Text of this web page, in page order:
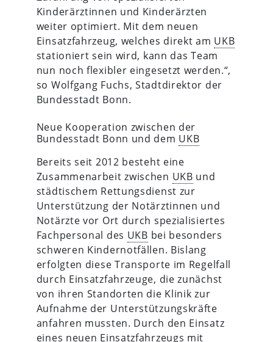
Kinderärztinnen und Kinderärzten
weiter optimiert. Mit dem neuen
Einsatzfahrzeug, welches direkt am UKB
stationiert sein wird, kann das Team
nun noch flexibler eingesetzt werden.“,
so Wolfgang Fuchs, Stadtdirektor der
Bundesstadt Bonn.
Neue Kooperation zwischen der
Bundesstadt Bonn und dem UKB
Bereits seit 2012 besteht eine
Zusammenarbeit zwischen UKB und
städtischem Rettungsdienst zur
Unterstützung der Notärztinnen und
Notärzte vor Ort durch spezialisiertes
Fachpersonal des UKB bei besonders
schweren Kindernotfällen. Bislang
erfolgten diese Transporte im Regelfall
durch Einsatzfahrzeuge, die zunächst
von ihren Standorten die Klinik zur
Aufnahme der Unterstützungskräfte
anfahren mussten. Durch den Einsatz
eines neuen Einsatzfahrzeugs mit